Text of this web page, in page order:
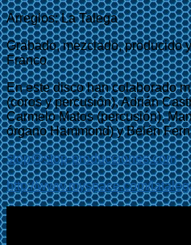
Arreglos: La Talega
Grabado, mezclado, producido
Franco
En este disco han colaborado
(coros y percusión), Adrián
Carmelo Matos (percusión),
órgano Hammond) y Belén
stop@stop-producciones.com
http://www.myspace.com/